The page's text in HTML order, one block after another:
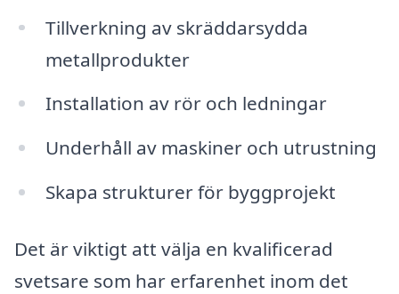
Tillverkning av skräddarsydda
metallprodukter
Installation av rör och ledningar
Underhåll av maskiner och utrustning
Skapa strukturer för byggprojekt
Det är viktigt att välja en kvalificerad
svetsare som har erfarenhet inom det